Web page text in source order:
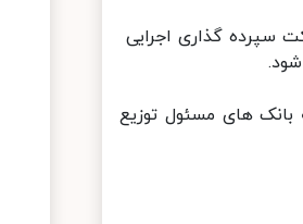
گذاری اجرایی
های مسئول توزیع